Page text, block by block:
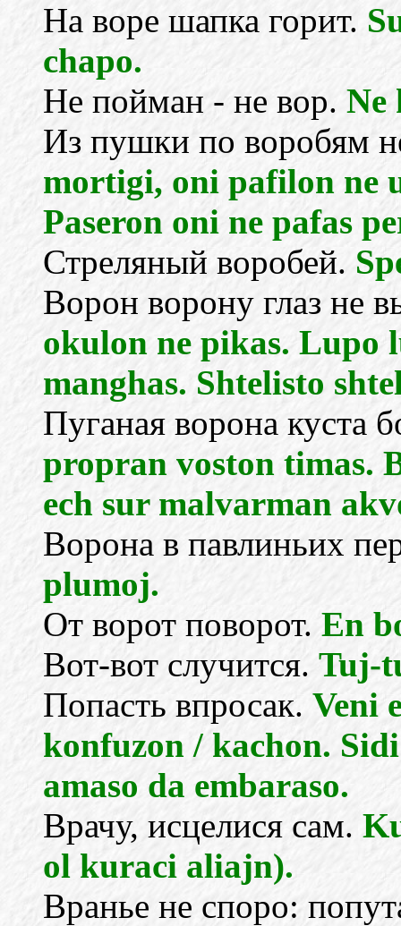
На воре шапка горит.
chapo.
Не пойман - не вор. Ne
Из пушки по воробям
mortigi, oni pafilon ne
Paseron oni ne pafas
Стреляный воробей.
Ворон ворону глаз не
okulon ne pikas. Lupo
manghas. Shtelisto
Пуганая ворона куста
propran voston timas.
ech sur malvarman
Ворона в павлиньих
plumoj.
От ворот поворот. En
Вот-вот случится. Tuj-
Попасть впросак. Veni
konfuzon / kachon.
amaso da embaraso.
Врачу, исцелися сам.
ol kuraci aliajn).
Вранье не споро: